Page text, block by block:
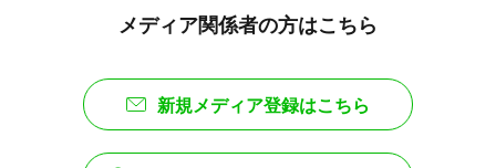
メディア関係者の方はこちら
新規メディア登録はこちら